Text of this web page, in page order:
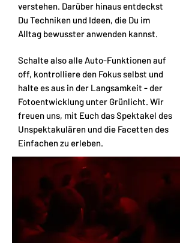
verstehen. Darüber hinaus entdeckst
Du Techniken und Ideen, die Du im
Alltag bewusster anwenden kannst.
Schalte also alle Auto-Funktionen auf
off, kontrolliere den Fokus selbst und
halte es aus in der Langsamkeit - der
Fotoentwicklung unter Grünlicht. Wir
freuen uns, mit Euch das Spektakel des
Unspektakulären und die Facetten des
Einfachen zu erleben.